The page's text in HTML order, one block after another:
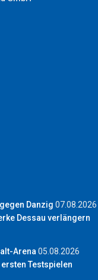
Danzig 07.08.2026
Dessau verlängern
Arena 05.08.2026
Testspielen